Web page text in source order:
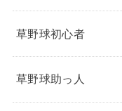
草野球初心者
草野球助っ人